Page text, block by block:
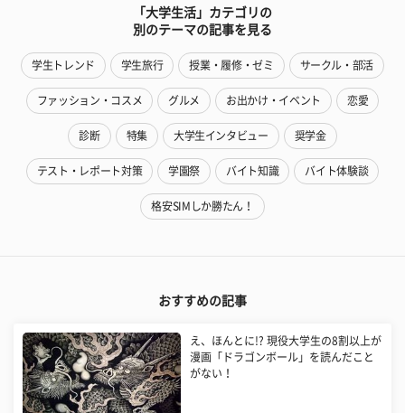
「大学生活」カテゴリの
別のテーマの記事を見る
学生トレンド 学生旅行 授業・履修・ゼミ サークル・部活
ファッション・コスメ グルメ お出かけ・イベント 恋愛
診断 特集 大学生インタビュー 奨学金
テスト・レポート対策 学園祭 バイト知識 バイト体験談
格安SIMしか勝たん！
おすすめの記事
え、ほんとに!? 現役大学生の8割以上が
漫画「ドラゴンボール」を読んだこと
がない！